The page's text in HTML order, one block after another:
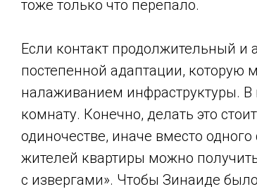
тоже только что перепало.
Если контакт продолжительный
постепенной адаптации,
налаживанием инфраструктуры.
комнату. Конечно, делать это
одиночестве, иначе вместо
жителей квартиры можно
с извергами». Чтобы Зинаиде